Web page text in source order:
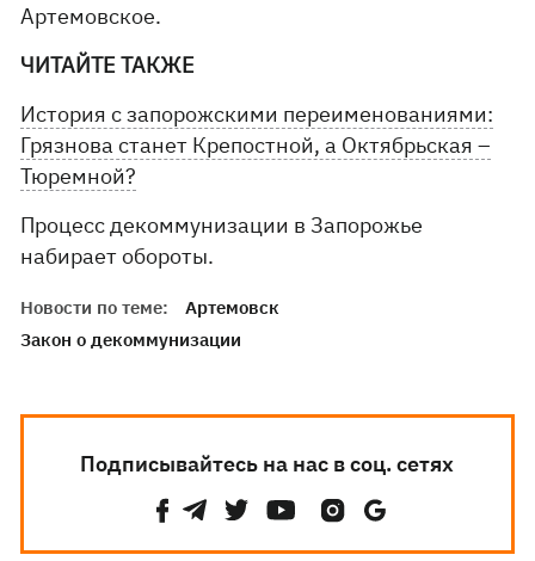
Артемовское.
ЧИТАЙТЕ ТАКЖЕ
История с запорожскими переименованиями:
Грязнова станет Крепостной, а Октябрьская –
Тюремной?
Процесс декоммунизации в Запорожье
набирает обороты.
Новости по теме:
Артемовск
Закон о декоммунизации
Подписывайтесь на нас в соц. сетях